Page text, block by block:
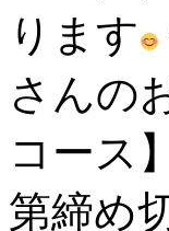
ります
さんの
コース
第締め